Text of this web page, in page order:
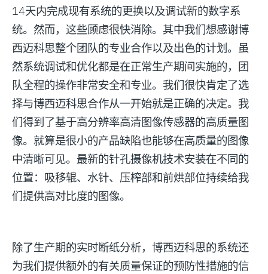
14天内完成现有系统的更换以及调试新的数字系
统。然而，这些顾虑很快消除。其中我们想感谢博
西迈科思整个团队的专业合作以及出色的计划。虽
然系统调试和优化都是在正常生产期间实施的，团
队全程的操作非常安全和专业。我们很快肯定了选
择与博西迈科思合作从一开始就是正确的决定。我
们得到了基于高分辨率高清图像传感器的高质量图
像。就算是很小的产品缺陷也能够在高质量的图像
中清晰可见。最新的针孔摄像机技术安装在不同的
位置：吸移辊、水针、压榨部和前烘部位持续给我
们提供高对比度的图像。
除了生产期的实时断纸分析，博西迈科思的系统还
为我们提供额外的有关质量保证的预防性措施的信